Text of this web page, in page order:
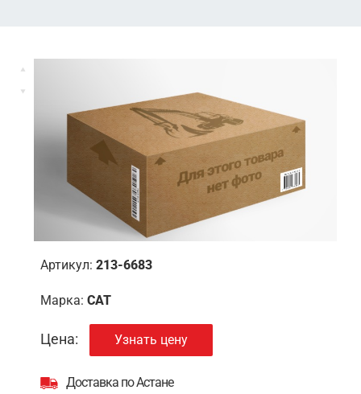
Артикул: 213-6683
Марка: CAT
Цена: Узнать цену
Доставка по Астане